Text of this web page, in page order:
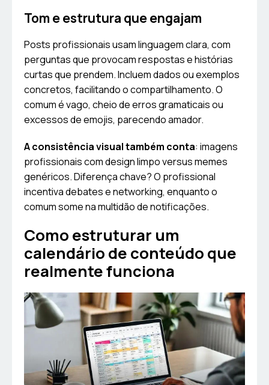
Tom e estrutura que engajam
Posts profissionais usam linguagem clara, com
perguntas que provocam respostas e histórias
curtas que prendem. Incluem dados ou exemplos
concretos, facilitando o compartilhamento. O
comum é vago, cheio de erros gramaticais ou
excessos de emojis, parecendo amador.
A consistência visual também conta: imagens
profissionais com design limpo versus memes
genéricos. Diferença chave? O profissional
incentiva debates e networking, enquanto o
comum some na multidão de notificações.
Como estruturar um
calendário de conteúdo que
realmente funciona